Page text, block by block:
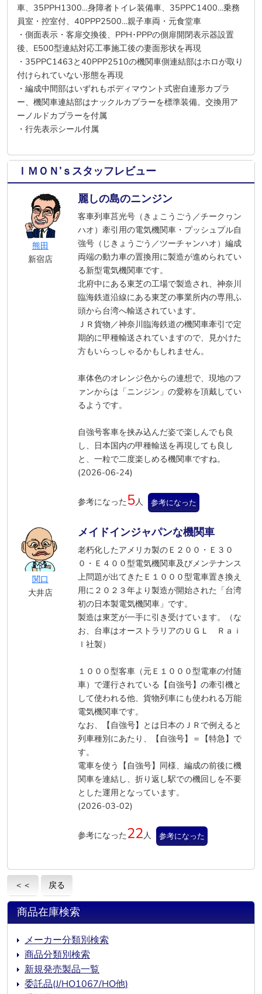
車、35PPH1300…身障者トイレ装備車、35PPC1400…乗務
員室・控室付、40PPP2500…親子車両・元食堂車
・側面表示・客扉交換後、PPH･PPPの側扉開閉表示器設置
後、E500型連結対応工事施工後の妻面形状を再現
・35PPC1463と40PPP2510の機関車側連結部はホロが取り
付けられていない形態を再現
・編成中間部はいずれもボディマウント式密自連形カプラ
ー、機関車連結部はナックルカプラーを標準装備。交換用ア
ーノルドカプラーを付属
・行先表示シール付属
ＩＭＯＮ’ｓスタッフレビュー
熊田
新宿店
麗しの島のニンジン
客車列車莒光号（きょこうごう／チークヮン
ハオ）牽引用の電気機関車・プッシュプル自
強号（じきょうごう／ツーチャンハオ）編成
両端の動力車の置換用に製造が進められてい
る新型電気機関車です。
北府中にある東芝の工場で製造され、神奈川
臨海鉄道沿線にある東芝の事業所内の専用ふ
頭から台湾へ輸送されています。
ＪＲ貨物／神奈川臨海鉄道の機関車牽引で定
期的に甲種輸送されていますので、見かけた
方もいらっしゃるかもしれません。
車体色のオレンジ色からの連想で、現地のフ
ァンからは「ニンジン」の愛称を頂戴してい
るようです。
自強号客車を挟み込んだ姿で楽しんでも良
し、日本国内の甲種輸送を再現しても良し
と、一粒で二度楽しめる機関車ですね。
(2026-06-24)
参考になった 5人 参考になった
関口
大井店
メイドインジャパンな機関車
老朽化したアメリカ製のＥ２００・Ｅ３０
０・Ｅ４００型電気機関車及びメンテナンス
上問題が出てきたＥ１０００型電車置き換え
用に２０２３年より製造が開始された「台湾
初の日本製電気機関車」です。
製造は東芝が一手に引き受けています。（な
お、台車はオーストラリアのＵＧＬ Ｒａｉ
ｌ社製）
１０００型客車（元Ｅ１０００型電車の付随
車）で運行されている【自強号】の牽引機と
して使われる他、貨物列車にも使われる万能
電気機関車です。
なお、【自強号】とは日本のＪＲで例えると
列車種別にあたり、【自強号】＝【特急】で
す。
電車を使う【自強号】同様、編成の前後に機
関車を連結し、折り返し駅での機回しを不要
とした運用となっています。
(2026-03-02)
参考になった22人 参考になった
＜＜ 戻る
商品在庫検索
メーカー分類別検索
商品分類別検索
新規発売製品一覧
委託品(J/HO1067/HO他)